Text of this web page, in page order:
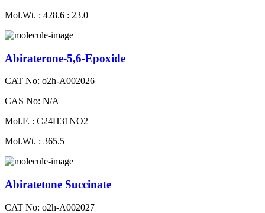
Mol.Wt. : 428.6 : 23.0
Abiraterone-5,6-Epoxide
CAT No: o2h-A002026
CAS No: N/A
Mol.F. : C24H31NO2
Mol.Wt. : 365.5
Abiratetone Succinate
CAT No: o2h-A002027